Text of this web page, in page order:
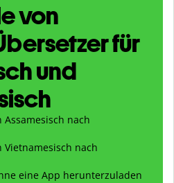
von
für
und
Assamesisch nach
Vietnamesisch nach
eine App herunterzuladen